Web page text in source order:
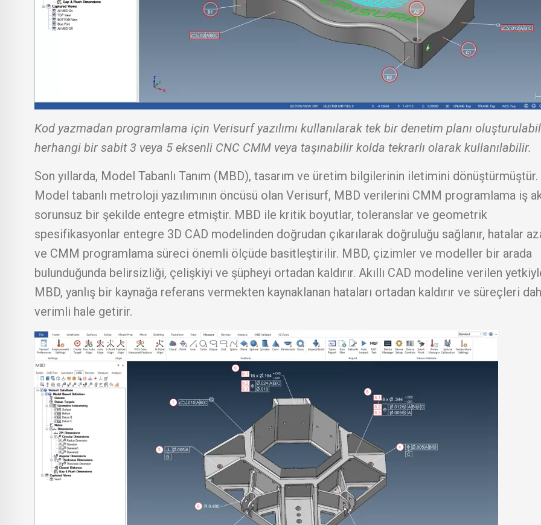
Kod yazmadan programlama için Verisurf yazılımı kullanılarak tek bir denetim planı
herhangi bir sabit 3 veya 5 eksenli CNC CMM veya taşınabilir kolda tekrarlı olarak kullanılabilir.
Son yıllarda, Model Tabanlı Tanım (MBD), tasarım ve üretim bilgilerinin iletimini dönüştürmüştür.
Model tabanlı metroloji yazılımının öncüsü olan Verisurf, MBD verilerini CMM programlama iş
sorunsuz bir şekilde entegre etmiştir. MBD ile kritik boyutlar, toleranslar ve geometrik
spesifikasyonlar entegre 3D CAD modelinden doğrudan çıkarılarak doğruluğu sağlanır, hatalar
ve CMM programlama süreci önemli ölçüde basitleştirilir. MBD, çizimler ve modeller bir arada
bulunduğunda belirsizliği, çelişkiyi ve şüpheyi ortadan kaldırır. Akıllı CAD modeline verilen
MBD, yanlış bir kaynağa referans vermekten kaynaklanan hataları ortadan kaldırır ve süreçleri
verimli hale getirir.